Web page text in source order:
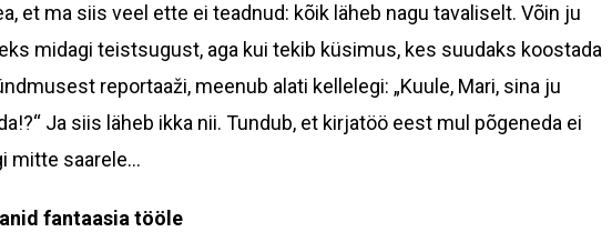
et ma siis veel ette ei teadnud: kõik läheb nagu tavaliselt. Võin ju
midagi teistsugust, aga kui tekib küsimus, kes suudaks koostada
reportaaži, meenub alati kellelegi: „Kuule, Mari, sina ju
Ja siis läheb ikka nii. Tundub, et kirjatöö eest mul põgeneda ei
mitte saarele…
fantaasia tööle